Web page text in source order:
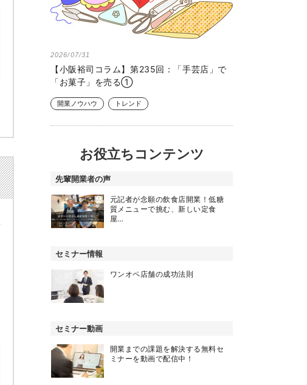
2026/07/31
【小阪裕司コラム】第235回：「手芸店」で
「お菓子」を売る①
開業ノウハウ トレンド
お役立ちコンテンツ
先輩開業者の声
元記者が念願の飲食店開業！低糖
質メニューで挑む、新しい定食
屋…
セミナー情報
ワンオペ店舗の成功法則
セミナー動画
開業までの課題を解決する無料セ
ミナーを動画で配信中！